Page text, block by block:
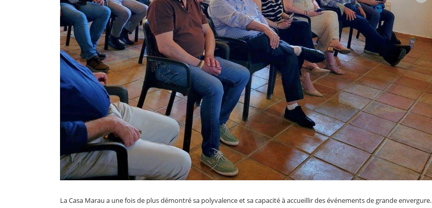
La Casa Marau a une fois de plus démontré sa polyvalence et sa capacité à accueillir des événements de grande envergure.